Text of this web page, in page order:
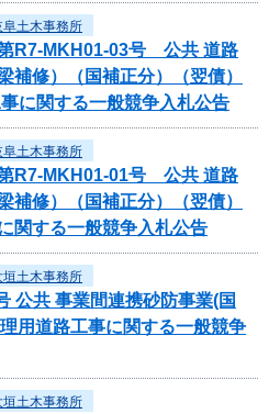
阜土木事務所
第R7-MKH01-03号 公共 道路
補修）（国補正分）（翌債）
に関する一般競争入札公告
阜土木事務所
第R7-MKH01-01号 公共 道路
補修）（国補正分）（翌債）
関する一般競争入札公告
垣土木事務所
公共 事業間連携砂防事業(国
用道路工事に関する一般競争
垣土木事務所